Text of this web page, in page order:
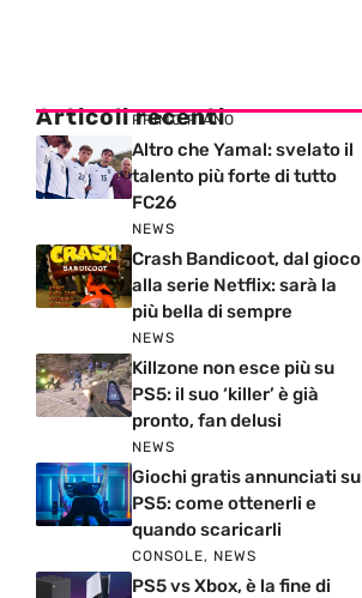
Articoli recenti
PRIMO PIANO
Altro che Yamal: svelato il
talento più forte di tutto
FC26
NEWS
Crash Bandicoot, dal gioco
alla serie Netflix: sarà la
più bella di sempre
NEWS
Killzone non esce più su
PS5: il suo ‘killer’ è già
pronto, fan delusi
NEWS
Giochi gratis annunciati su
PS5: come ottenerli e
quando scaricarli
CONSOLE, NEWS
PS5 vs Xbox, è la fine di